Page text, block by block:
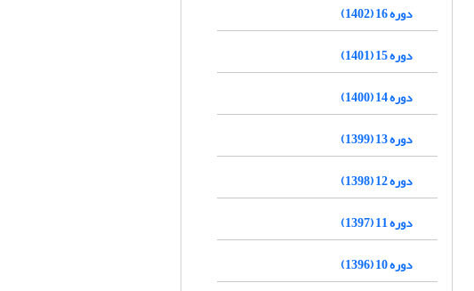
دوره 16 (1402)
دوره 15 (1401)
دوره 14 (1400)
دوره 13 (1399)
دوره 12 (1398)
دوره 11 (1397)
دوره 10 (1396)